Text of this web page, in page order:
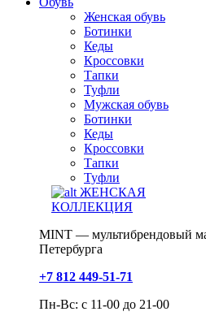
Женская обувь
Ботинки
Кеды
Кроссовки
Тапки
Туфли
Мужская обувь
Ботинки
Кеды
Кроссовки
Тапки
Туфли
ЖЕНСКАЯ
КОЛЛЕКЦИЯ
MINT — мультибрендовый
Петербурга
+7 812 449-51-71
Пн-Вс: с 11-00 до 21-00